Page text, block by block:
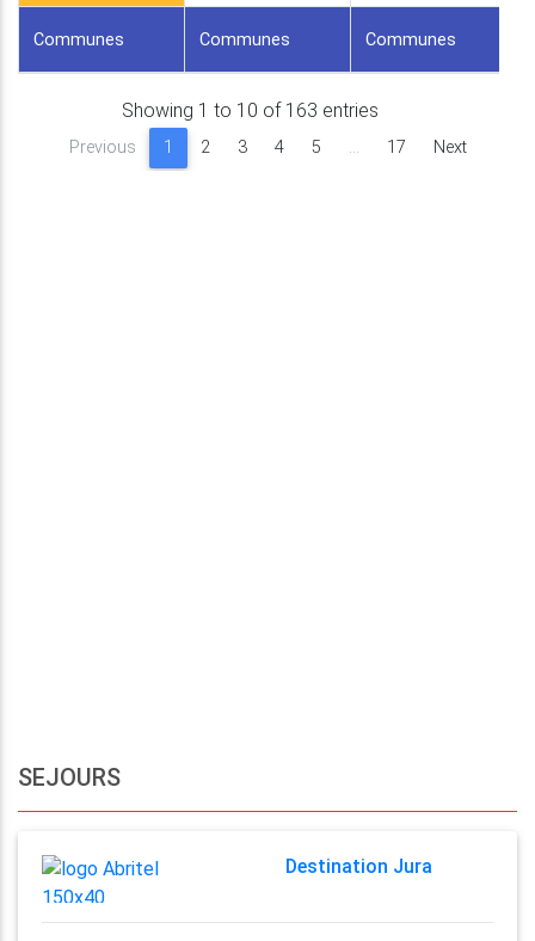
Communes Communes Communes
Showing 1 to 10 of 163 entries
Previous 1 2 3 4 5 … 17 Next
SEJOURS
Destination Jura